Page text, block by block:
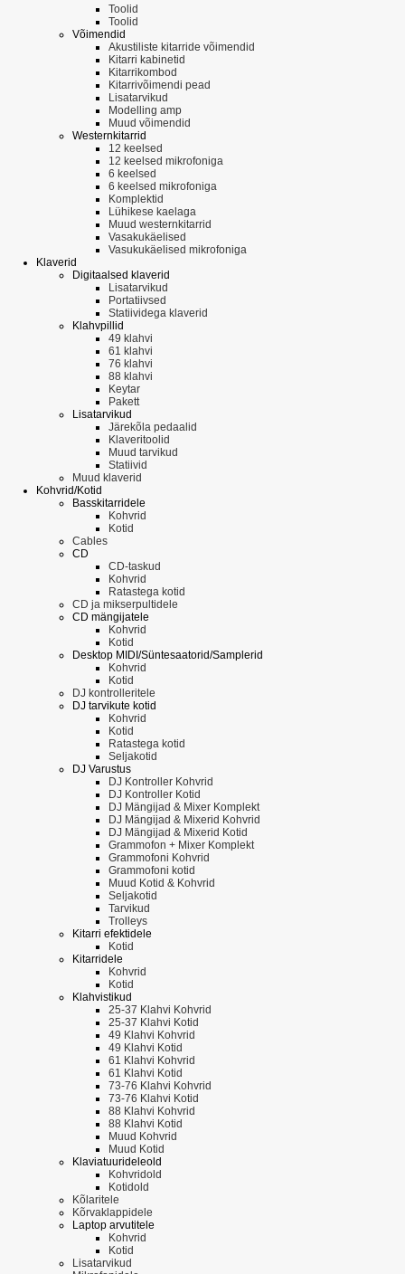
Toolid
Toolid
Võimendid
Akustiliste kitarride võimendid
Kitarri kabinetid
Kitarrikombod
Kitarrivõimendi pead
Lisatarvikud
Modelling amp
Muud võimendid
Westernkitarrid
12 keelsed
12 keelsed mikrofoniga
6 keelsed
6 keelsed mikrofoniga
Komplektid
Lühikese kaelaga
Muud westernkitarrid
Vasakukäelised
Vasukukäelised mikrofoniga
Klaverid
Digitaalsed klaverid
Lisatarvikud
Portatiivsed
Statiividega klaverid
Klahvpillid
49 klahvi
61 klahvi
76 klahvi
88 klahvi
Keytar
Pakett
Lisatarvikud
Järekõla pedaalid
Klaveritoolid
Muud tarvikud
Statiivid
Muud klaverid
Kohvrid/Kotid
Basskitarridele
Kohvrid
Kotid
Cables
CD
CD-taskud
Kohvrid
Ratastega kotid
CD ja mikserpultidele
CD mängijatele
Kohvrid
Kotid
Desktop MIDI/Süntesaatorid/Samplerid
Kohvrid
Kotid
DJ kontrolleritele
DJ tarvikute kotid
Kohvrid
Kotid
Ratastega kotid
Seljakotid
DJ Varustus
DJ Kontroller Kohvrid
DJ Kontroller Kotid
DJ Mängijad & Mixer Komplekt
DJ Mängijad & Mixerid Kohvrid
DJ Mängijad & Mixerid Kotid
Grammofon + Mixer Komplekt
Grammofoni Kohvrid
Grammofoni kotid
Muud Kotid & Kohvrid
Seljakotid
Tarvikud
Trolleys
Kitarri efektidele
Kotid
Kitarridele
Kohvrid
Kotid
Klahvistikud
25-37 Klahvi Kohvrid
25-37 Klahvi Kotid
49 Klahvi Kohvrid
49 Klahvi Kotid
61 Klahvi Kohvrid
61 Klahvi Kotid
73-76 Klahvi Kohvrid
73-76 Klahvi Kotid
88 Klahvi Kohvrid
88 Klahvi Kotid
Muud Kohvrid
Muud Kotid
Klaviatuurideleold
Kohvridold
Kotidold
Kõlaritele
Kõrvaklappidele
Laptop arvutitele
Kohvrid
Kotid
Lisatarvikud